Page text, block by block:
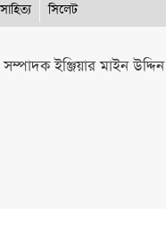
সাহিত্য সিলেট
ইঞ্জিয়ার মাইন উদ্দিন